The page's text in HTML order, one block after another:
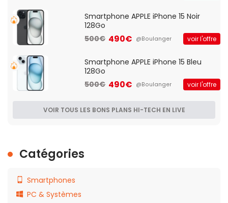
Smartphone APPLE iPhone 15 Noir
128Go
500€ 490€ @Boulanger voir l'offre
Smartphone APPLE iPhone 15 Bleu
128Go
500€ 490€ @Boulanger voir l'offre
VOIR TOUS LES BONS PLANS HI-TECH EN LIVE
Catégories
Smartphones
PC & Systèmes